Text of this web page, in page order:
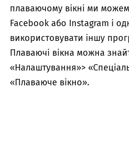
плаваючому вікні ми
Facebook або Instagram і
використовувати іншу
Плаваючі вікна можна
«Налаштування»>
«Плаваюче вікно».